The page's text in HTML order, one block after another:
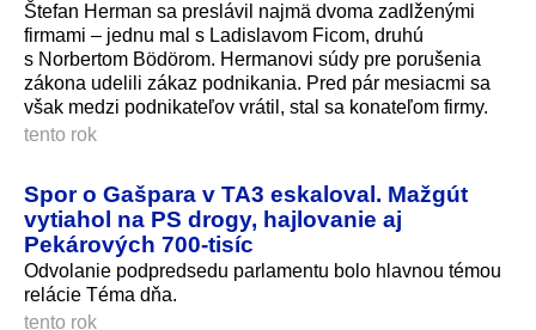
Štefan Herman sa preslávil najmä dvoma zadlženými
firmami – jednu mal s Ladislavom Ficom, druhú
s Norbertom Bödörom. Hermanovi súdy pre porušenia
zákona udelili zákaz podnikania. Pred pár mesiacmi sa
však medzi podnikateľov vrátil, stal sa konateľom firmy.
tento rok
Spor o Gašpara v TA3 eskaloval. Mažgút
vytiahol na PS drogy, hajlovanie aj
Pekárových 700-tisíc
Odvolanie podpredsedu parlamentu bolo hlavnou témou
relácie Téma dňa.
tento rok